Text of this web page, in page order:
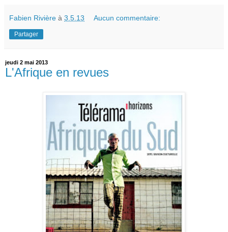
Fabien Rivière à 3.5.13 Aucun commentaire:
Partager
jeudi 2 mai 2013
L'Afrique en revues